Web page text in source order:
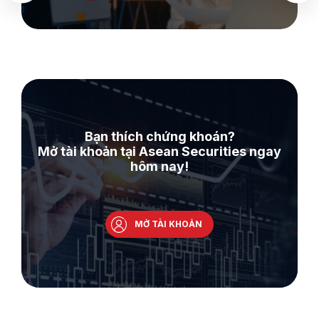
Bạn thích chứng khoán?
Mở tài khoản tại Asean Securities ngay
hôm nay!
MỞ TÀI KHOẢN